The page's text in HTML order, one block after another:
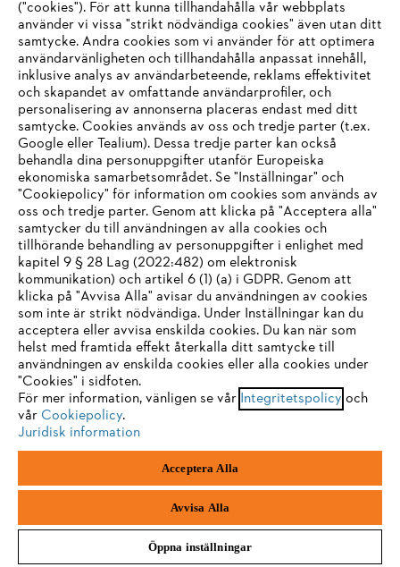
IHR BROWSER WIRD NICHT
UNTERSTÜTZT
Sie nutzen einen Browser, den wir noch nicht unterstützen. Für
eine optimale Nutzung unserer Seite empfehlen wir Ihnen, zu
einem der folgenden Browser zu wechseln:
Firefox Chrome
("cookies"). För att kunna tillhandahålla vår webbplats
använder vi vissa "strikt nödvändiga cookies" även utan ditt
samtycke. Andra cookies som vi använder för att optimera
användarvänligheten och tillhandahålla anpassat innehåll,
inklusive analys av användarbeteende, reklams effektivitet
och skapandet av omfattande användarprofiler, och
personalisering av annonserna placeras endast med ditt
samtycke. Cookies används av oss och tredje parter (t.ex.
Google eller Tealium). Dessa tredje parter kan också
behandla dina personuppgifter utanför Europeiska
ekonomiska samarbetsområdet. Se "Inställningar" och
"Cookiepolicy" för information om cookies som används av
oss och tredje parter. Genom att klicka på "Acceptera alla"
samtycker du till användningen av alla cookies och
tillhörande behandling av personuppgifter i enlighet med
kapitel 9 § 28 Lag (2022:482) om elektronisk
kommunikation) och artikel 6 (1) (a) i GDPR. Genom att
klicka på "Avvisa Alla" avisar du användningen av cookies
som inte är strikt nödvändiga. Under Inställningar kan du
acceptera eller avvisa enskilda cookies. Du kan när som
helst med framtida effekt återkalla ditt samtycke till
användningen av enskilda cookies eller alla cookies under
"Cookies" i sidfoten.
För mer information, vänligen se vår Integritetspolicy och
vår Cookiepolicy.
Juridisk information
Acceptera Alla
Avvisa Alla
Öppna inställningar